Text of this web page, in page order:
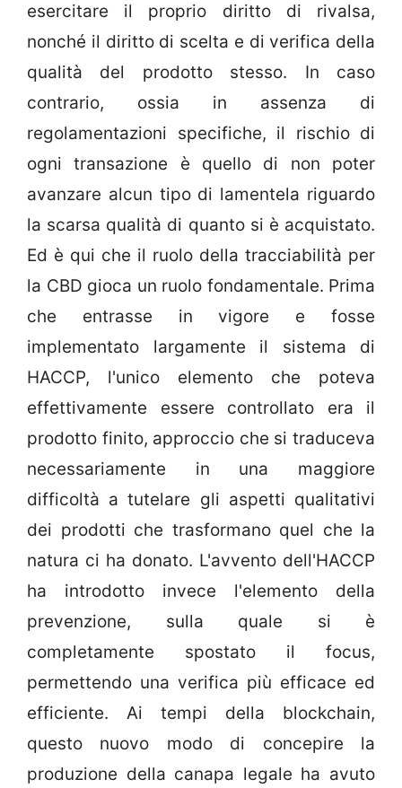
esercitare il proprio diritto di rivalsa,
nonché il diritto di scelta e di verifica della
qualità del prodotto stesso. In caso
contrario, ossia in assenza di
regolamentazioni specifiche, il rischio di
ogni transazione è quello di non poter
avanzare alcun tipo di lamentela riguardo
la scarsa qualità di quanto si è acquistato.
Ed è qui che il ruolo della tracciabilità per
la CBD gioca un ruolo fondamentale. Prima
che entrasse in vigore e fosse
implementato largamente il sistema di
HACCP, l'unico elemento che poteva
effettivamente essere controllato era il
prodotto finito, approccio che si traduceva
necessariamente in una maggiore
difficoltà a tutelare gli aspetti qualitativi
dei prodotti che trasformano quel che la
natura ci ha donato. L'avvento dell'HACCP
ha introdotto invece l'elemento della
prevenzione, sulla quale si è
completamente spostato il focus,
permettendo una verifica più efficace ed
efficiente. Ai tempi della blockchain,
questo nuovo modo di concepire la
produzione della canapa legale ha avuto